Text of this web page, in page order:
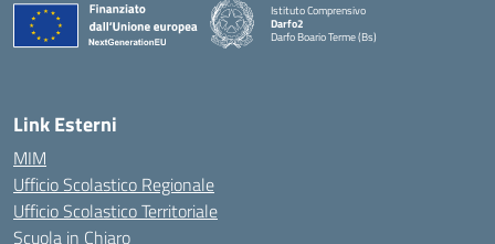
Istituto Comprensivo
Darfo2
Darfo Boario Terme (Bs)
Link Esterni
MIM
Ufficio Scolastico Regionale
Ufficio Scolastico Territoriale
Scuola in Chiaro